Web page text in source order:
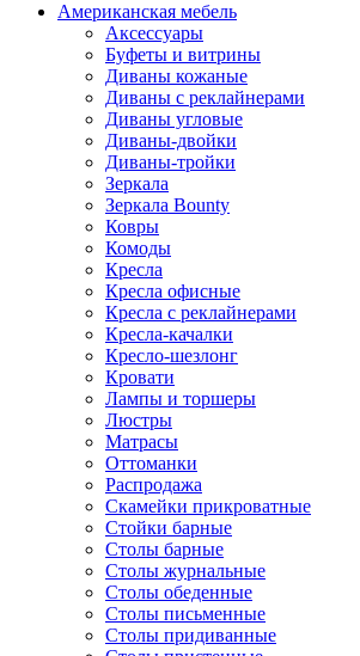
Американская мебель
Аксессуары
Буфеты и витрины
Диваны кожаные
Диваны с реклайнерами
Диваны угловые
Диваны-двойки
Диваны-тройки
Зеркала
Зеркала Bounty
Ковры
Комоды
Кресла
Кресла офисные
Кресла с реклайнерами
Кресла-качалки
Кресло-шезлонг
Кровати
Лампы и торшеры
Люстры
Матрасы
Оттоманки
Распродажа
Скамейки прикроватные
Стойки барные
Столы барные
Столы журнальные
Столы обеденные
Столы письменные
Столы придиванные